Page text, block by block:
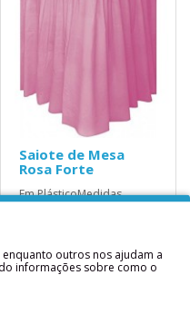
Saiote de Mesa
Rosa Forte
Em PlásticoMedidas
5,40€
outros nos ajudam a
informações sobre como o